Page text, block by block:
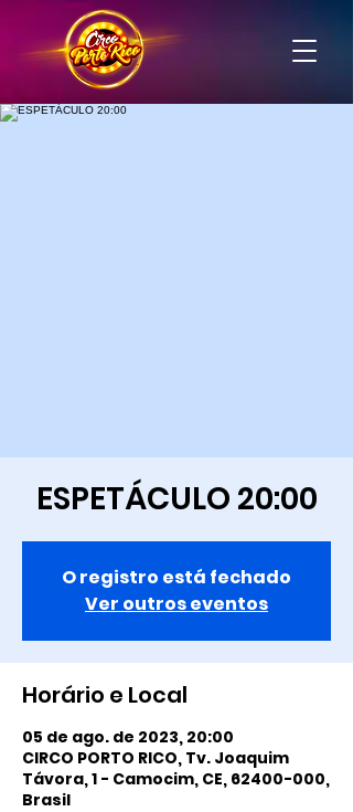
ESPETÁCULO 20:00
O registro está fechado
Ver outros eventos
Horário e Local
05 de ago. de 2023, 20:00
CIRCO PORTO RICO, Tv. Joaquim
Távora, 1 - Camocim, CE, 62400-000,
Brasil